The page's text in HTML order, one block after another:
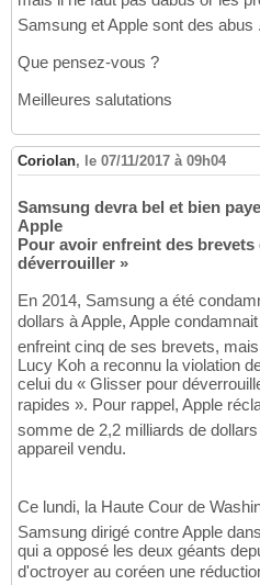
Samsung et Apple sont des abus .
Que pensez-vous ?
Meilleures salutations
Coriolan, le 07/11/2017 à 09h04
Samsung devra bel et bien
Apple
Pour avoir enfreint des
déverrouiller »
En 2014, Samsung a été
dollars à Apple, Apple condamnait
enfreint cinq de ses brevets,
Lucy Koh a reconnu la violation
celui du « Glisser pour
rapides ». Pour rappel, Apple
somme de 2,2 milliards de
appareil vendu.
Ce lundi, la Haute Cour de
Samsung dirigé contre Apple
qui a opposé les deux géants
d'octroyer au coréen une